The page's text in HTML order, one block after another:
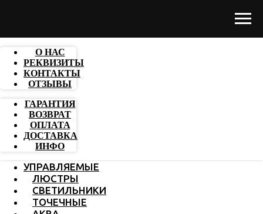
О НАС
РЕКВИЗИТЫ
КОНТАКТЫ
ОТЗЫВЫ
ГАРАНТИЯ
ВОЗВРАТ
ОПЛАТА
ДОСТАВКА
ИНФО
УПРАВЛЯЕМЫЕ
ЛЮСТРЫ
СВЕТИЛЬНИКИ
ТОЧЕЧНЫЕ